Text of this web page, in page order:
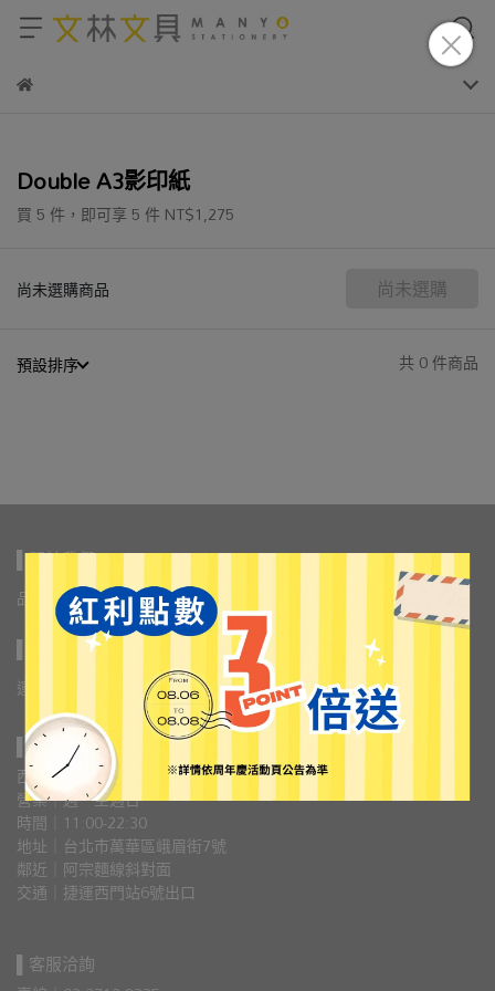
Double A3影印紙
買 5 件， 即可享 5 件NT$1,275
尚未選購商品 尚未選購
預設排序 共 0 件商品
▌關於我們
品牌故事 會員權益 大宗採購&企業特約
▌購物說明
運送方式／常見問題 退換貨政策 隱私權政策
▌門市資訊
西門旗艦店
營業｜週一至週日
時間｜11:00-22:30
地址｜台北市萬華區峨眉街7號
鄰近｜阿宗麵線斜對面
交通｜捷運西門站6號出口
▌客服洽詢